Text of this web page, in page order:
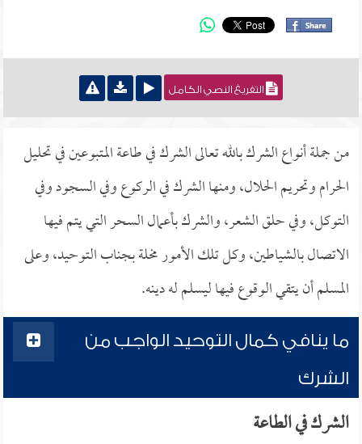
التفريغ النصي الكامل
من جملة أنواع الشرك بالله تعالى الشرك في طاعة المتبوعين في تحليل
الحرام وتحريم الحلال، ومنها الشرك في الركوع وفي السجود وفي
التوكل، وفي حلق الشعر، والشرك بأعمال السحر التي يتم فيها
الاتصال بالشياطين، وكل تلك الأمور مخلة بجناب التوحيد، وعلى
المسلم أن يتقي الوقوع فيها ليسلم له دينه.
ما ينافي كمال التوحيد الواجب من
الشرك
الشرك في الطاعة